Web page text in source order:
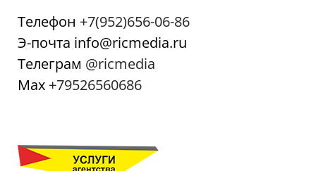
Телефон +7(952)656-06-86
Э-почта info@ricmedia.ru
Телеграм @ricmedia
Мах +79526560686